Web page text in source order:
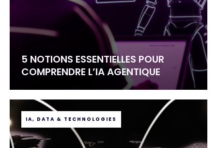
5 NOTIONS ESSENTIELLES POUR
COMPRENDRE L’IA AGENTIQUE
IA, DATA & TECHNOLOGIES